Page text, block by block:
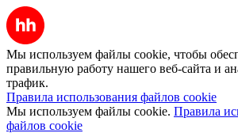
Мы используем файлы cookie, чтобы
правильную работу нашего веб-сайта и
трафик.
Правила использования файлов cookie
Мы используем файлы cookie. Правила
файлов cookie